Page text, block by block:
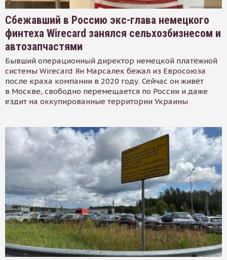
Сбежавший в Россию экс-глава немецкого
финтеха Wirecard занялся сельхозбизнесом и
автозапчастями
Бывший операционный директор немецкой платёжной
системы Wirecard Ян Марсалек бежал из Евросоюза
после краха компании в 2020 году. Сейчас он живёт
в Москве, свободно перемещается по России и даже
ездит на оккупированные территории Украины